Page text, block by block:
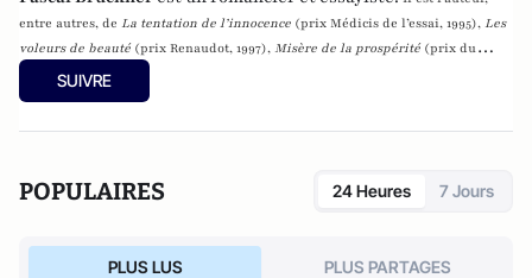
entre autres, de La tentation de l’innocence (prix Médicis de l’essai, 1995), Les
voleurs de beauté(prix Renaudot, 1997), Misère de la prospérité(prix du
Meilleur livre d’économie, prix Aujourd’hui, 2002),
l’Apocalypse(prix Risques, 2011) et
SUIVRE
POPULAIRES 24 Heures 7 Jours
PLUS LUS PLUS PARTAGES